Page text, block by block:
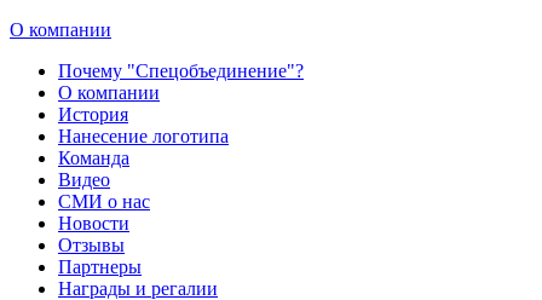
О компании
Почему "Спецобъединение"?
О компании
История
Нанесение логотипа
Команда
Видео
СМИ о нас
Новости
Отзывы
Партнеры
Награды и регалии